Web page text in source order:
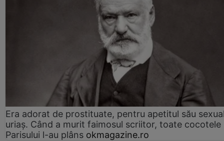
Era adorat de prostituate, pentru apetitul său
uriaș. Când a murit faimosul scriitor, toate cocotele
Parisului l-au plâns okmagazine.ro